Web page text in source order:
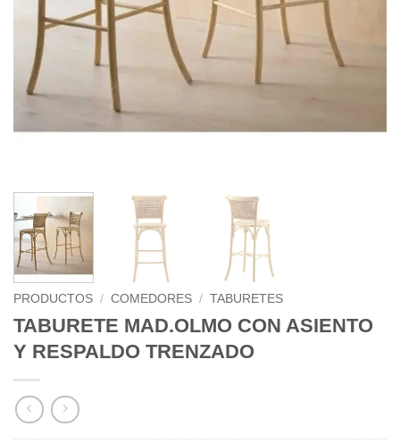
PRODUCTOS / COMEDORES / TABURETES
TABURETE MAD.OLMO CON ASIENTO
Y RESPALDO TRENZADO